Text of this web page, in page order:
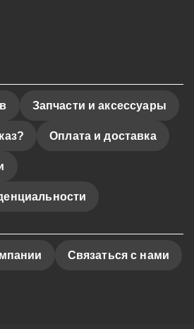
Запчасти и аксессуары
Оплата и доставка
Связаться с нами